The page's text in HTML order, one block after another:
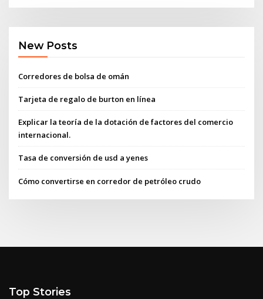
New Posts
Corredores de bolsa de omán
Tarjeta de regalo de burton en línea
Explicar la teoría de la dotación de factores del comercio
internacional.
Tasa de conversión de usd a yenes
Cómo convertirse en corredor de petróleo crudo
Top Stories